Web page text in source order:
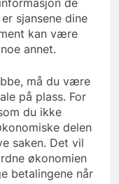
de
sjansene dine
kan være
annet.
må du være
på plass. For
du ikke
delen
saken. Det vil
økonomien
betalingene når